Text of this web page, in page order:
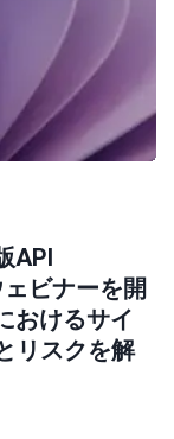
API
ビナーを開
おけるサイ
リスクを解